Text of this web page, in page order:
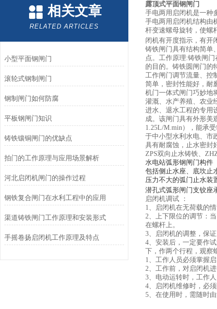
相关文章
RELATED ARTICLES
小型平面钢闸门
滚轮式钢制闸门
钢制闸门如何防腐
平板钢闸门知识
铸铁镶铜闸门的优缺点
拍门的工作原理与应用场景解析
河北启闭机闸门的操作过程
钢铁复合闸门在水利工程中的应用
渠道铸铁闸门工作原理和安装形式
手摇卷扬启闭机工作原理及特点
露顶式平面钢闸门
手电两用启闭机是一种
手电两用启闭机结构由
杆变速螺母旋转，使螺
闭机有开度指示，有开
铸铁闸门具有结构简单
点。工作原理:铸铁闸
的目的。铸铁圆闸门的
工作闸门调节流量、控
简单，密封性能好，耐
机门一体式闸门巧妙地
灌溉、水产养殖、农业
进水、退水工程的专用
成。该闸门具有外形美
1.25L/M.min），能承
于中小型水利水电、市
具有耐腐蚀，止水密封
ZPS双向止水铸铁、
水电站弧形钢闸门构件
包括侧止水座、底坎止
压力不大的弧门止水装
潜孔式弧形闸门支铰座
启闭机调试 ：
1、启闭机在无荷载的
2、上下限位的调节：
在螺杆上。
3、启闭机的调整，保
4、安装后，一定要作
下，作两个行程，观察
1、工作人员必须掌握
2、工作前，对启闭机
3、电动运转时，工作
4、启闭机维修时，必
5、在使用时，需随时